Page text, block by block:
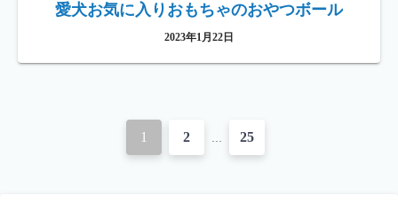
愛犬お気に入りおもちゃのおやつボール
2023年1月22日
1 2 … 25